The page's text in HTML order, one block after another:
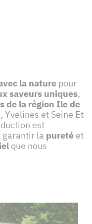
la nature pour
saveurs uniques,
de la région Ile de
Yvelines et Seine Et
est
garantir la pureté et
que nous